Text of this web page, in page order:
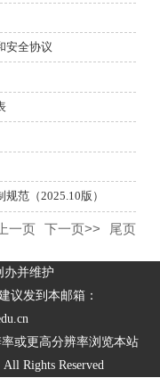
安全协议
范（2025.10版）
一页 下一页>> 尾页
办并维护
议发到本邮箱：
或更高分辨率浏览本站
Rights Reserved